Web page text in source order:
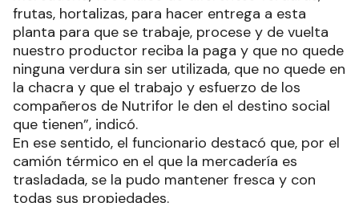
frutas, hortalizas, para hacer entrega a esta
planta para que se trabaje, procese y de vuelta
nuestro productor reciba la paga y que no quede
ninguna verdura sin ser utilizada, que no quede en
la chacra y que el trabajo y esfuerzo de los
compañeros de Nutrifor le den el destino social
que tienen”, indicó.
En ese sentido, el funcionario destacó que, por el
camión térmico en el que la mercadería es
trasladada, se la pudo mantener fresca y con
todas sus propiedades.